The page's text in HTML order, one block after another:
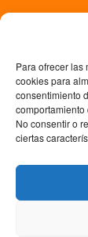
Para ofrecer las
cookies para
consentimiento
No consentir o
ciertas
© Copyright